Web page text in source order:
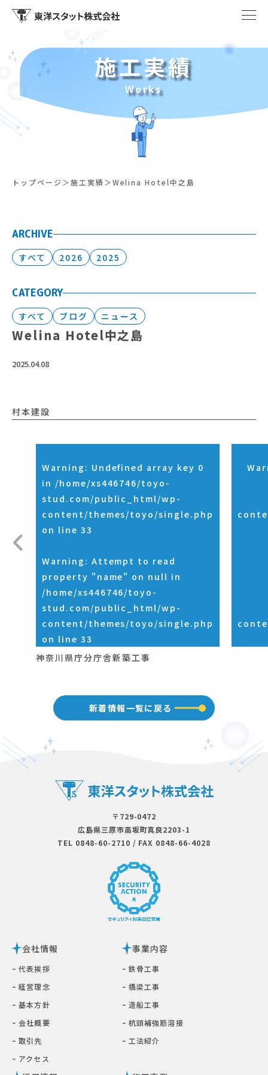
施工実績
Works
トップページ 施工実績 Welina Hotel中之島
ARCHIVE
すべて 2026 2025
CATEGORY
すべて ブログ ニュース
Welina Hotel中之島
2025.04.08
村本建設
Warning : Undefined array key 0
in /home/xs446746/toyo-
stud.com/public_html/wp-
content/themes/toyo/single.php
on line 33
Warning : Attempt to read
property "name" on null in
/home/xs446746/toyo-
stud.com/public_html/wp-
content/themes/toyo/single.php
on line 33
神奈川県庁分庁舎新築工事
新着情報一覧に戻る
〒729-0472
広島県三原市⾼坂町真良2203-1
TEL 0848-60-2710 / FAX 0848-66-4028
会社情報
ｰ 代表挨拶
ｰ 経営理念
ｰ 基本⽅針
ｰ 会社概要
ｰ 取引先
ｰ アクセス
事業内容
ｰ 鉄⾻⼯事
ｰ 橋梁⼯事
ｰ 造船工事
ｰ 杭頭補強筋溶接
ｰ ⼯法紹介